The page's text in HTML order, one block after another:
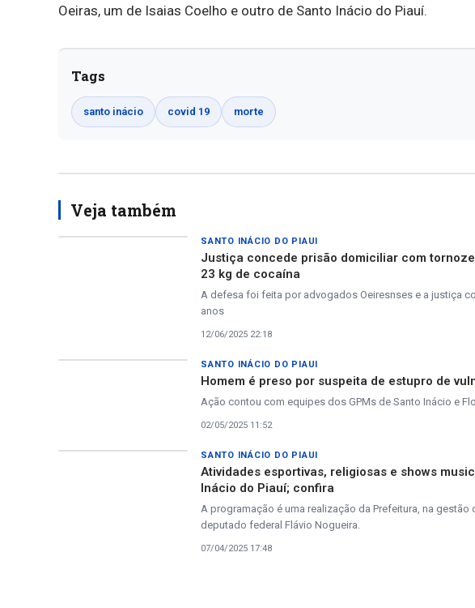
Oeiras, um de Isaias Coelho e outro de Santo Inácio do Piauí.
Tags
santo inácio covid 19 morte
Veja também
SANTO INÁCIO DO PIAUI
Justiça concede prisão domiciliar com
23 kg de cocaína
A defesa foi feita por advogados Oeiresnses e a justiça
anos
12/06/2025 22:18
SANTO INÁCIO DO PIAUI
Homem é preso por suspeita de estupro de
Ação contou com equipes dos GPMs de Santo Inácio e
02/05/2025 11:52
SANTO INÁCIO DO PIAUI
Atividades esportivas, religiosas e shows
Inácio do Piauí; confira
A programação é uma realização da Prefeitura, na
deputado federal Flávio Nogueira.
07/04/2025 17:48